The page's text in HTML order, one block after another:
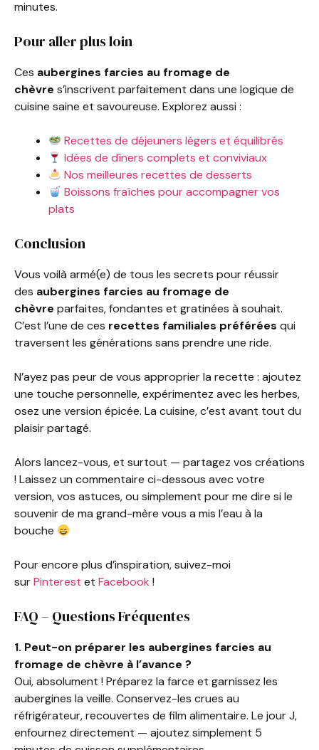
minutes.
Pour aller plus loin
Ces aubergines farcies au fromage de
chèvre s’inscrivent parfaitement dans une logique de
cuisine saine et savoureuse. Explorez aussi :
Recettes de déjeuners légers et équilibrés
Idées de dîners complets et conviviaux
Nos meilleures recettes de desserts
Boissons fraîches pour accompagner vos
plats
Conclusion
Vous voilà armé(e) de tous les secrets pour réussir
des aubergines farcies au fromage de
chèvre parfaites, fondantes et gratinées à souhait.
C’est l’une de ces recettes familiales préférées qui
traversent les générations sans prendre une ride.
N’ayez pas peur de vous approprier la recette : ajoutez
une touche personnelle, expérimentez avec les herbes,
osez une version épicée. La cuisine, c’est avant tout du
plaisir partagé.
Alors lancez-vous, et surtout — partagez vos créations
! Laissez un commentaire ci-dessous avec votre
version, vos astuces, ou simplement pour me dire si le
souvenir de ma grand-mère vous a mis l’eau à la
bouche
Pour encore plus d’inspiration, suivez-moi
surPinterest et Facebook !
FAQ – Questions Fréquentes
1. Peut-on préparer les aubergines farcies au
fromage de chèvre à l’avance ?
Oui, absolument ! Préparez la farce et garnissez les
aubergines la veille. Conservez-les crues au
réfrigérateur, recouvertes de film alimentaire. Le jour J,
enfournez directement — ajoutez simplement 5